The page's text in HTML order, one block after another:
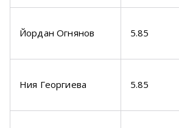
Йордан Огнянов 5.85
Ния Георгиева 5.85